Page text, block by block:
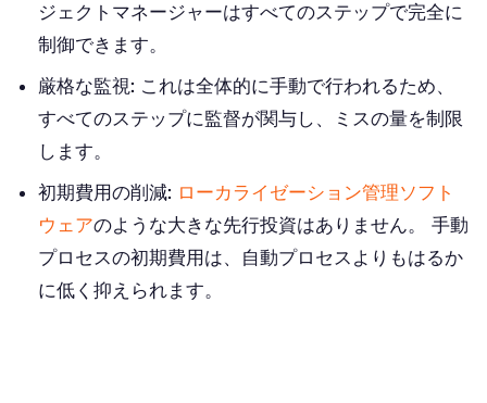
ジェクトマネージャーはすべてのステップで完全に
制御できます。
厳格な監視: これは全体的に手動で行われるため、
すべてのステップに監督が関与し、ミスの量を制限
します。
初期費用の削減: ローカライゼーション管理ソフト
ウェアのような大きな先行投資はありません。 手動
プロセスの初期費用は、自動プロセスよりもはるか
に低く抑えられます。